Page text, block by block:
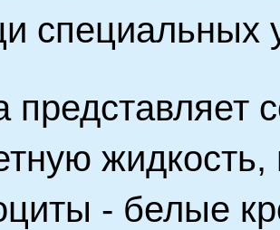
специальных
жидкость,
- белые